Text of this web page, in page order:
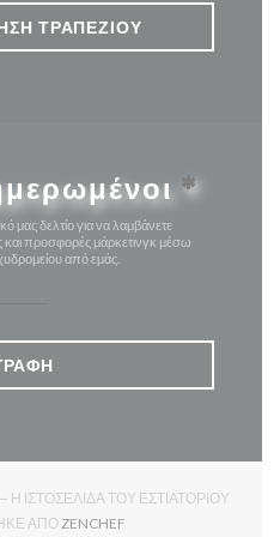
ΤΡΑΠΕΖΙΟΎ
*
μας δελτίο για να λαμβάνετε
και προσφορές μάρκετινγκ μέσω
από εμάς.
— Η ΙΣΤΟΣΕΛΊΔΑ ΤΟΥ ΕΣΤΙΑΤΟΡΊΟΥ
ΑΠΌZENCHEF((ΑΝΟΊΓΕΙ ΣΕ ΝΈΟ